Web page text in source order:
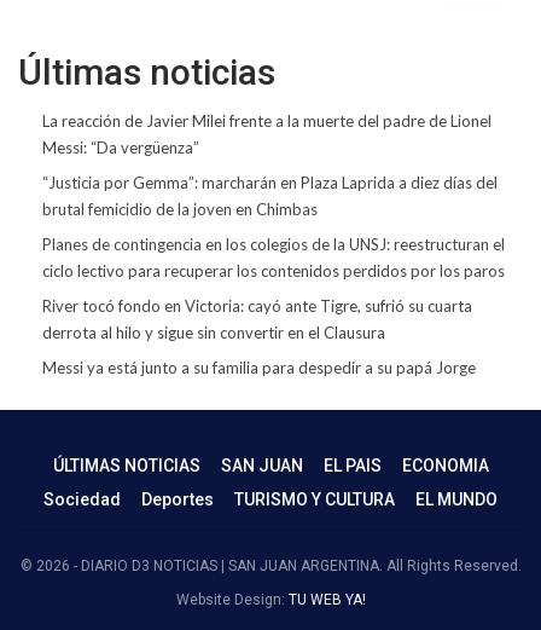
Últimas noticias
La reacción de Javier Milei frente a la muerte del padre de Lionel
Messi: “Da vergüenza”
“Justicia por Gemma”: marcharán en Plaza Laprida a diez días del
brutal femicidio de la joven en Chimbas
Planes de contingencia en los colegios de la UNSJ: reestructuran el
ciclo lectivo para recuperar los contenidos perdidos por los paros
River tocó fondo en Victoria: cayó ante Tigre, sufrió su cuarta
derrota al hilo y sigue sin convertir en el Clausura
Messi ya está junto a su familia para despedir a su papá Jorge
ÚLTIMAS NOTICIAS SAN JUAN EL PAIS
ECONOMIA
Sociedad
Deportes TURISMO Y CULTURA EL MUNDO
© 2026 - DIARIO D3 NOTICIAS | SAN JUAN ARGENTINA. All Rights Reserved.
Website Design: TU WEB YA!